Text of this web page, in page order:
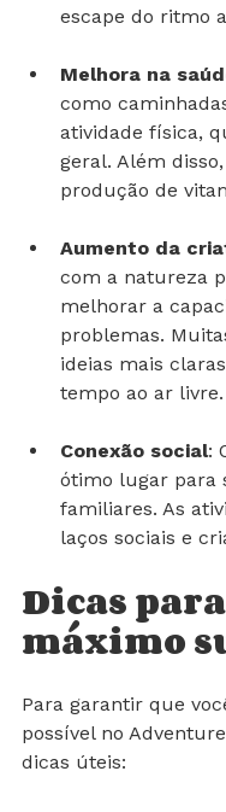
tranquilidade da
Melhora na
como
atividade física,
geral. Além
Aumento da
com a natureza
melhorar a
problemas.
ideias mais
Conexão social:
ótimo lugar para
familiares. As
Dicas
máximo
Para garantir que
possível no